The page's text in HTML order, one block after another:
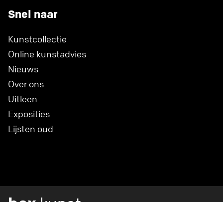
Snel naar
Kunstcollectie
Online kunstadvies
Nieuws
Over ons
Uitleen
Exposities
Lijsten oud